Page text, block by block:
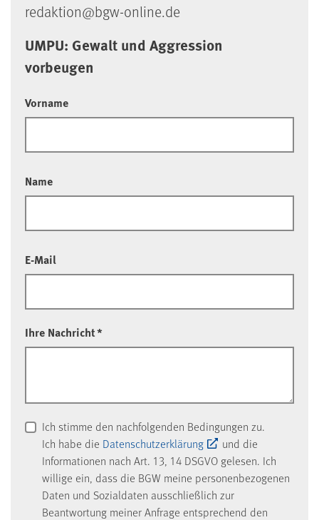
redaktion@bgw-online.de
UMPU: Gewalt und Aggression
vorbeugen
Vorname
Name
E-Mail
Ihre Nachricht*
Ich stimme den nachfolgenden Bedingungen zu.
Ich habe die Datenschutzerklärung
und die
Informationen nach Art. 13, 14 DSGVO gelesen. Ich
willige ein, dass die BGW meine personenbezogenen
Daten und Sozialdaten ausschließlich zur
Beantwortung meiner Anfrage entsprechend den